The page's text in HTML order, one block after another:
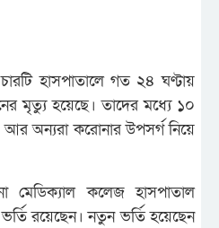
হাসপাতালে গত ২৪ ঘণ্টায়
মৃত্যু হয়েছে। তাদের মধ্যে ১০
অন্যরা করোনার উপসর্গ নিয়ে
মেডিক্যাল কলেজ হাসপাতাল
রয়েছেন। নতুন ভর্তি হয়েছেন